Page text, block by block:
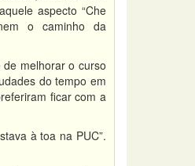
aspecto “Che
o caminho da
melhorar o curso
do tempo em
ficar com a
à toa na PUC”.